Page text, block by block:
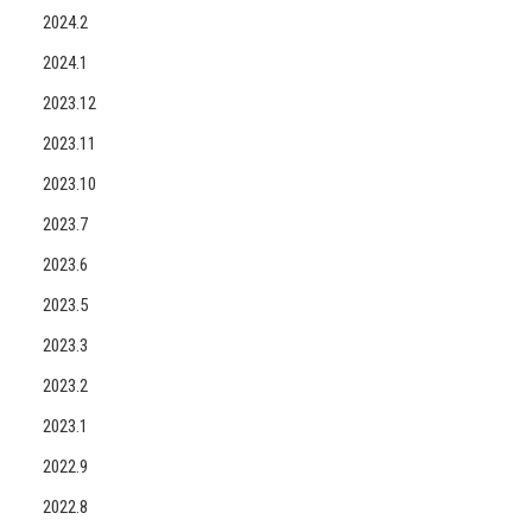
2024.2
2024.1
2023.12
2023.11
2023.10
2023.7
2023.6
2023.5
2023.3
2023.2
2023.1
2022.9
2022.8